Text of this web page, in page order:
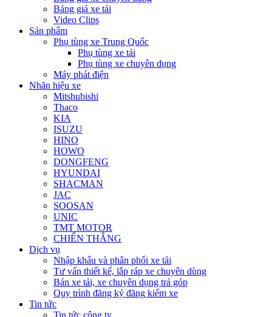
Bảng giá xe tải
Video Clips
Sản phẩm
Phụ tùng xe Trung Quốc
Phụ tùng xe tải
Phụ tùng xe chuyên dụng
Máy phát điện
Nhãn hiệu xe
Mitshubishi
Thaco
KIA
ISUZU
HINO
HOWO
DONGFENG
HYUNDAI
SHACMAN
JAC
SOOSAN
UNIC
TMT MOTOR
CHIẾN THẮNG
Dịch vụ
Nhập khẩu và phân phối xe tải
Tư vấn thiết kế, lắp ráp xe chuyên dùng
Bán xe tải, xe chuyên dụng trả góp
Quy trình đăng ký đăng kiểm xe
Tin tức
Tin tức công ty